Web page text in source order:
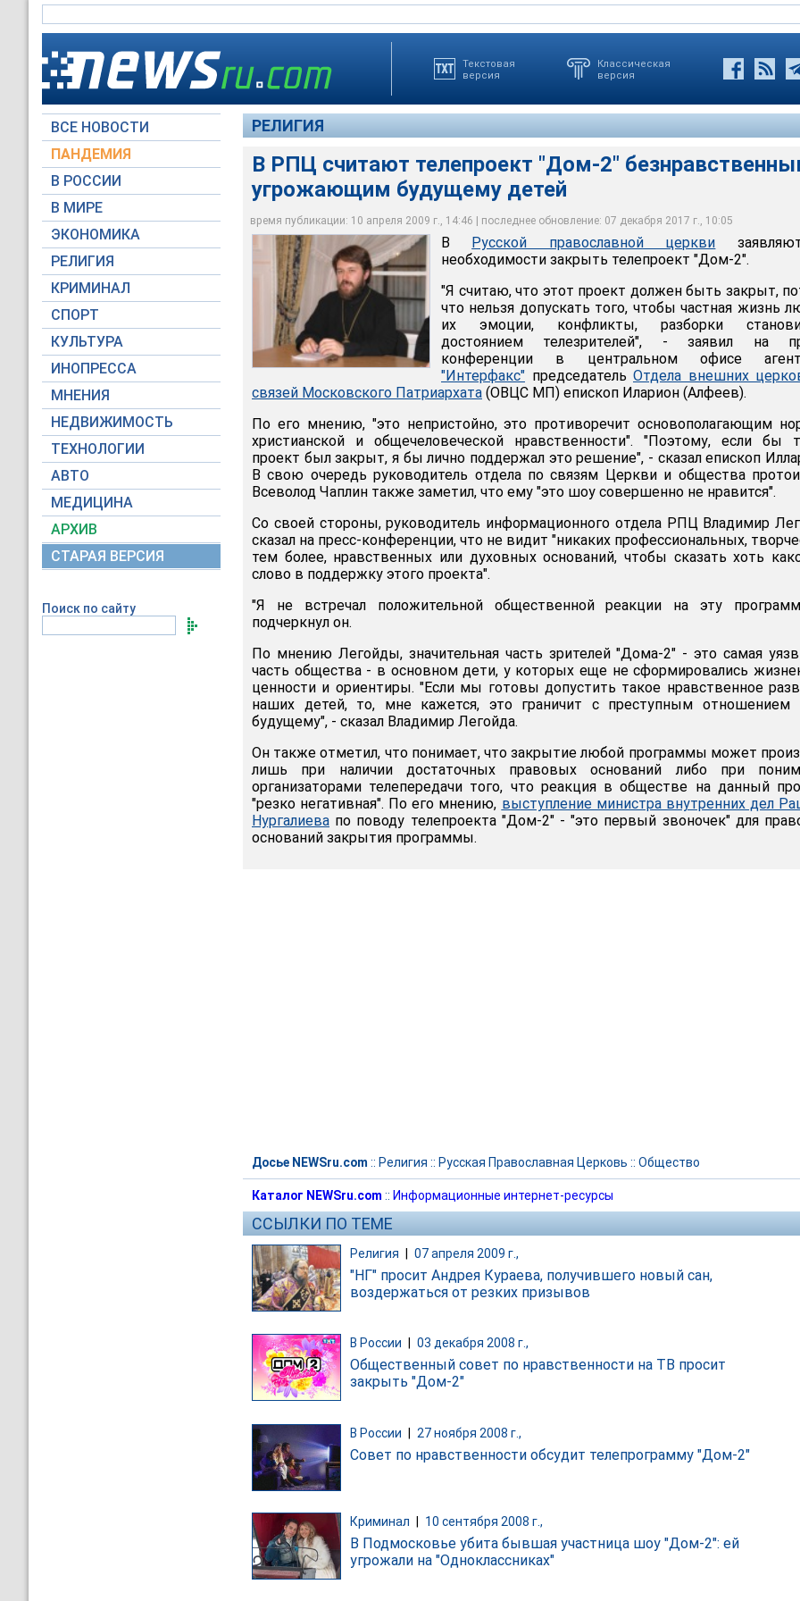
Текстовая
версия
Классическая
версия
ВСЕ НОВОСТИ
ПАНДЕМИЯ
В РОССИИ
В МИРЕ
ЭКОНОМИКА
РЕЛИГИЯ
КРИМИНАЛ
СПОРТ
КУЛЬТУРА
ИНОПРЕССА
МНЕНИЯ
НЕДВИЖИМОСТЬ
ТЕХНОЛОГИИ
АВТО
МЕДИЦИНА
АРХИВ
СТАРАЯ ВЕРСИЯ
Поиск по сайту
РЕЛИГИЯ
В РПЦ считают телепроект "Дом-2"
угрожающим будущему детей
время публикации: 10 апреля 2009 г., 14:46 | последнее обновление: 07 декабря 2017 г., 10:05
Епископ Илларион заявил, что если бы проект "Дом-2" был бы закрыт, о он лично
поддержал бы это решение
www.archiepiskopia.be В Русской православной церкви
необходимости закрыть телепроект "Дом-2".
"Я считаю, что этот проект должен быть закрыт,
что нельзя допускать того, чтобы частная жизнь
их эмоции, конфликты, разборки
достоянием телезрителей", - заявил на
конференции в центральном офисе
"Интерфакс" председатель Отдела внешних
связей Московского Патриархата (ОВЦС МП) епископ Иларион (Алфеев).
По его мнению, "это непристойно, это противоречит основополагающим
христианской и общечеловеческой нравственности". "Поэтому, если бы
проект был закрыт, я бы лично поддержал это решение", - сказал епископ
В свою очередь руководитель отдела по связям Церкви и общества
Всеволод Чаплин также заметил, что ему "это шоу совершенно не нравится".
Со своей стороны, руководитель информационного отдела РПЦ Владимир
сказал на пресс-конференции, что не видит "никаких профессиональных,
тем более, нравственных или духовных оснований, чтобы сказать хоть
слово в поддержку этого проекта".
"Я не встречал положительной общественной реакции на эту
подчеркнул он.
По мнению Легойды, значительная часть зрителей "Дома-2" - это самая
часть общества - в основном дети, у которых еще не сформировались
ценности и ориентиры. "Если мы готовы допустить такое нравственное
наших детей, то, мне кажется, это граничит с преступным отношением
будущему", - сказал Владимир Легойда.
Он также отметил, что понимает, что закрытие любой программы может
лишь при наличии достаточных правовых оснований либо при
организаторами телепередачи того, что реакция в обществе на данный
"резко негативная". По его мнению, выступление министра внутренних дел
Нургалиева по поводу телепроекта "Дом-2" - "это первый звоночек" для
оснований закрытия программы.
Досье NEWSru.com :: Религия :: Русская Православная Церковь :: Общество
Каталог NEWSru.com :: Информационные интернет-ресурсы
ССЫЛКИ ПО ТЕМЕ
Религия 07 апреля 2009 г.,
"НГ" просит Андрея Кураева, получившего новый сан,
воздержаться от резких призывов
В России 03 декабря 2008 г.,
Общественный совет по нравственности на ТВ просит
закрыть "Дом-2"
В России | 27 ноября 2008 г.,
Совет по нравственности обсудит телепрограмму "Дом-2"
Криминал | 10 сентября 2008 г.,
В Подмосковье убита бывшая участница шоу "Дом-2": ей
угрожали на "Одноклассниках"